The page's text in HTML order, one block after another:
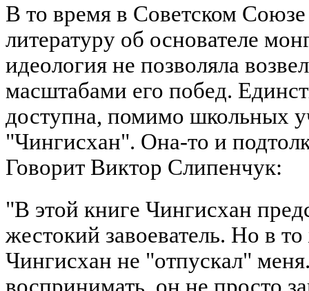
В то время в Советском
литературу об основателе
идеология не позволяла
масштабами его побед.
доступна, помимо школьных
"Чингисхан". Она-то и
Говорит Виктор Слипенчук:
"В этой книге Чингисхан
жестокий завоеватель. Но в
Чингисхан не "отпускал"
воспринимать, он не просто